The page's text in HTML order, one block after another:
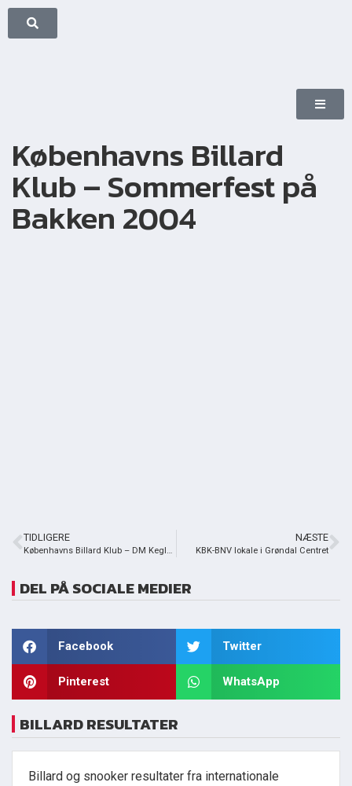
Københavns Billard
Klub – Sommerfest på
Bakken 2004
TIDLIGERE
Københavns Billard Klub – DM Keglebillard 2004
NÆSTE
KBK-BNV lokale i Grøndal Centret
DEL PÅ SOCIALE MEDIER
Facebook Twitter
Pinterest WhatsApp
BILLARD RESULTATER
Billard og snooker resultater fra internationale